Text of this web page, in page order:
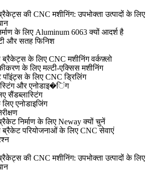
की CNC मशीनिंग: उपभोक्ता उत्पादों के लिए
के लिए Aluminum 6063 क्यों आदर्श है
और सतह फिनिश
के लिए CNC मशीनिंग वर्कफ़्लो
के लिए मल्टी-एक्सिस मशीनिंग
के लिए CNC ड्रिलिंग
और एनोडाइ�िंग
सैंडब्लास्टिंग
एनोडाइजिंग
निर्माण के लिए Neway क्यों चुनें
परियोजनाओं के लिए CNC सेवाएं
की CNC मशीनिंग: उपभोक्ता उत्पादों के लिए